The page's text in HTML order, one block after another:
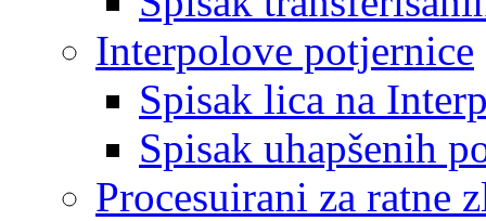
Interpolove potjernice
Spisak lica na
Spisak uhapšenih
Procesuirani za ratne